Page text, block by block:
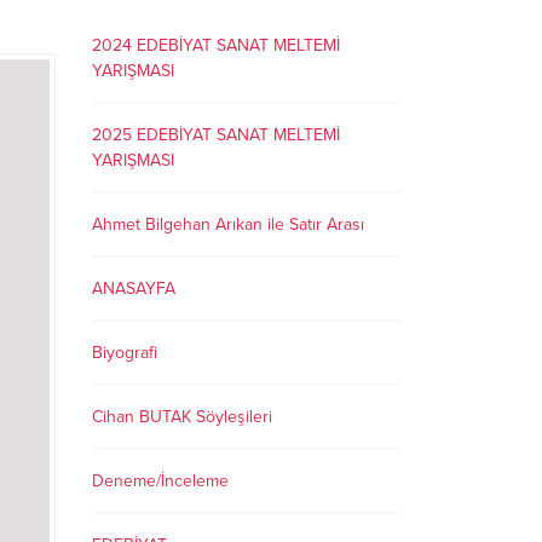
2024 EDEBİYAT SANAT MELTEMİ
YARIŞMASI
2025 EDEBİYAT SANAT MELTEMİ
YARIŞMASI
Ahmet Bilgehan Arıkan ile Satır Arası
ANASAYFA
Biyografi
Cihan BUTAK Söyleşileri
Deneme/İnceleme